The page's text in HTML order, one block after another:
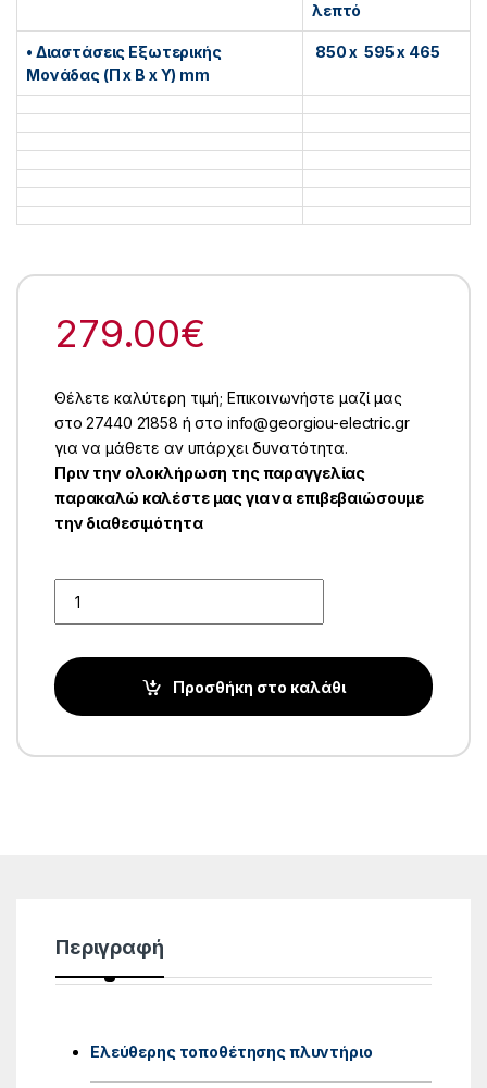
λεπτό
• Διαστάσεις Εξωτερικής
Μονάδας (Π x Β x Υ) mm
850 x 595 x 465
279.00€
Θέλετε καλύτερη τιμή; Επικοινωνήστε μαζί μας
στο 27440 21858 ή στο info@georgiou-electric.gr
για να μάθετε αν υπάρχει δυνατότητα.
Πριν την ολοκλήρωση της παραγγελίας
παρακαλώ καλέστε μας για να επιβεβαιώσουμε
την διαθεσιμότητα
Προσθήκη στο καλάθι
Περιγραφή
Ελεύθερης τοποθέτησης πλυντήριο